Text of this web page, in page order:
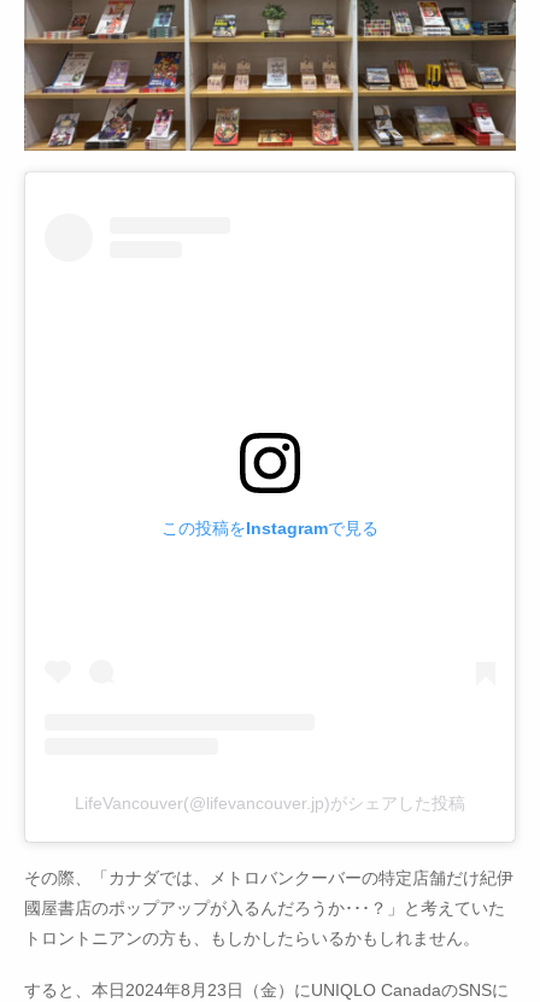
この投稿をInstagramで見る
LifeVancouver(@lifevancouver.jp)がシェアした投稿
その際、「カナダでは、メトロバンクーバーの特定店舗だけ紀伊
國屋書店のポップアップが入るんだろうか･･･？」と考えていた
トロントニアンの方も、もしかしたらいるかもしれません。
すると、本日2024年8月23日（金）にUNIQLO CanadaのSNSに